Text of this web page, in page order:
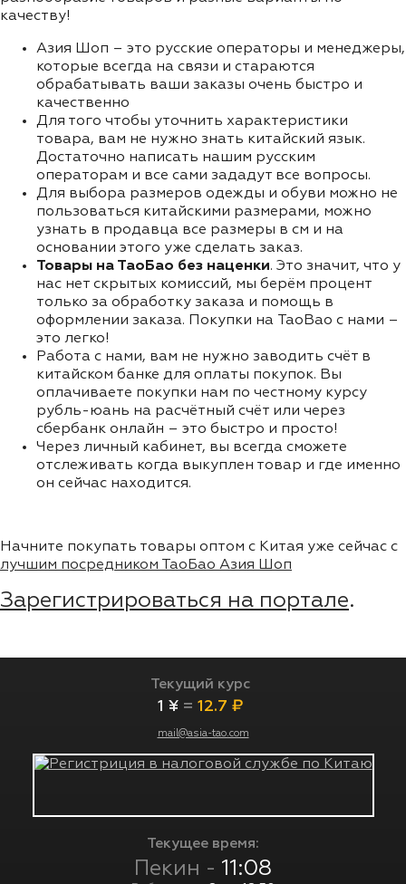
качеству!
Азия Шоп – это русские операторы и менеджеры,
которые всегда на связи и стараются
обрабатывать ваши заказы очень быстро и
качественно
Для того чтобы уточнить характеристики
товара, вам не нужно знать китайский язык.
Достаточно написать нашим русским
операторам и все сами зададут все вопросы.
Для выбора размеров одежды и обуви можно не
пользоваться китайскими размерами, можно
узнать в продавца все размеры в см и на
основании этого уже сделать заказ.
Товары на ТаоБао без наценки. Это значит, что у
нас нет скрытых комиссий, мы берём процент
только за обработку заказа и помощь в
оформлении заказа. Покупки на TaoBao с нами –
это легко!
Работа с нами, вам не нужно заводить счёт в
китайском банке для оплаты покупок. Вы
оплачиваете покупки нам по честному курсу
рубль-юань на расчётный счёт или через
сбербанк онлайн – это быстро и просто!
Через личный кабинет, вы всегда сможете
отслеживать когда выкуплен товар и где именно
он сейчас находится.
Начните покупать товары оптом с Китая уже сейчас с
лучшим посредником ТаоБао Азия Шоп
Зарегистрироваться на портале.
Текущий курс
1 ¥ = 12.7 ₽
mail@asia-tao.com
Текущее время:
Пекин - 11:08